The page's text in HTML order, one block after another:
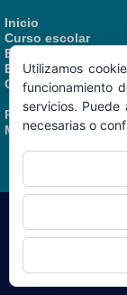
Inicio
Curso escolar
Estatutos
Enlaces
Contacto
Política de Cookies
Manual de
©
Utilizamos
funcionamiento
servicios.
necesarias o